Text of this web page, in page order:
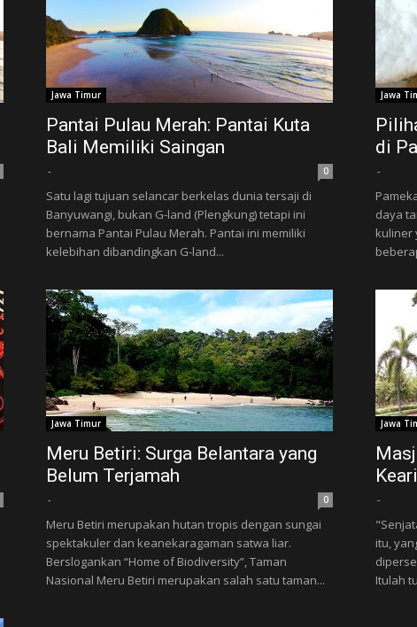
Jawa Timur
Pantai Pulau Merah: Pantai Kuta
Bali Memiliki Saingan
- 0
Satu lagi tujuan selancar berkelas dunia tersaji di
Banyuwangi, bukan G-land (Plengkung) tetapi ini
bernama Pantai Pulau Merah. Pantai ini memiliki
kelebihan dibandingkan G-land...
Jawa
di
-
daya
kuliner
Jawa Timur
Meru Betiri: Surga Belantara yang
Belum Terjamah
- 0
Meru Betiri merupakan hutan tropis dengan sungai
spektakuler dan keanekaragaman satwa liar.
Berslogankan “Home of Biodiversity”, Taman
Nasional Meru Betiri merupakan salah satu taman...
Jawa
-
itu,
Itulah